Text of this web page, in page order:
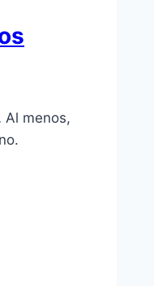
Al menos,